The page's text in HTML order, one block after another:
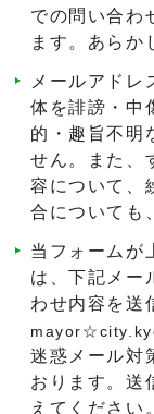
での問い合わ
ます。あらか
メールアドレ
体を誹謗・中
的・趣旨不明
せん。また、
容について、
合についても
当フォームが
は、下記メー
わせ内容を送
迷惑メール対
おります。送
えてください。